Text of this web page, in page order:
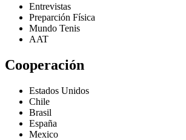
Entrevistas
Preparción Física
Mundo Tenis
AAT
Cooperación
Estados Unidos
Chile
Brasil
España
Mexico